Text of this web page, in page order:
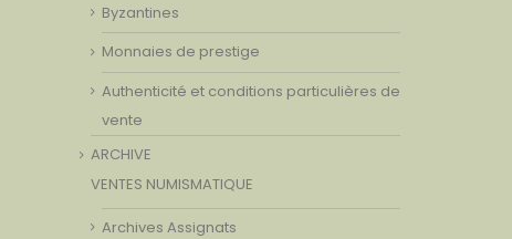
Byzantines
Monnaies de prestige
Authenticité et conditions particulières de
vente
ARCHIVE
VENTES NUMISMATIQUE
Archives Assignats